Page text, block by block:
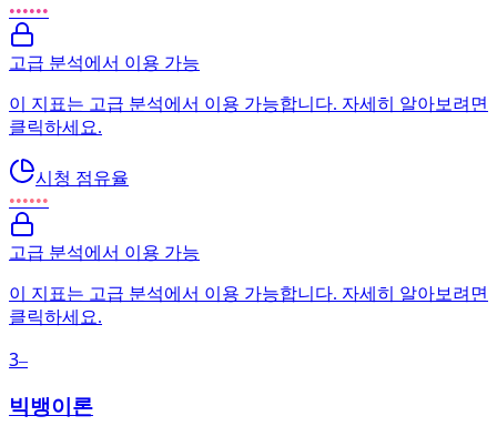
••••••
고급 분석에서 이용 가능
이 지표는 고급 분석에서 이용 가능합니다. 자세히 알아보려면
클릭하세요.
시청 점유율
••••••
고급 분석에서 이용 가능
이 지표는 고급 분석에서 이용 가능합니다. 자세히 알아보려면
클릭하세요.
3–
빅뱅이론